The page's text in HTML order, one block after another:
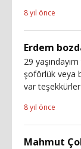
8 yıl önce
Erdem
29
şoförlük veya
var teşekkürler
8 yıl önce
Mahmut